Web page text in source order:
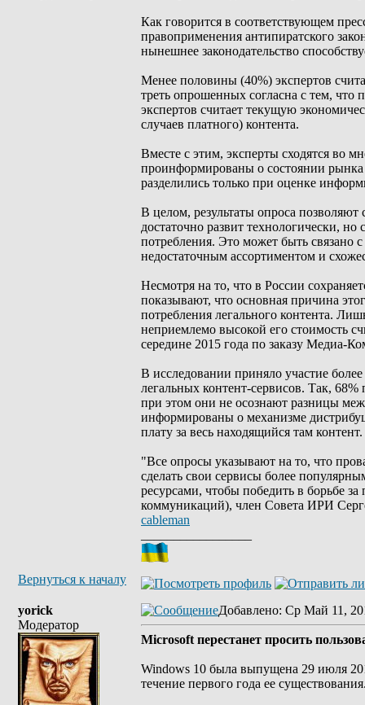
Как говорится в соответствующем
правоприменения антипиратского
нынешнее законодательство
Менее половины (40%) экспертов
треть опрошенных согласна с тем, что
экспертов считает текущую
случаев платного) контента.
Вместе с этим, эксперты сходятся во
проинформированы о состоянии рынка
разделились только при оценке
В целом, результаты опроса позволяют
достаточно развит технологически,
потребления. Это может быть связано
недостаточным ассортиментом и
Несмотря на то, что в России
показывают, что основная причина
потребления легального контента.
неприемлемо высокой его стоимость
середине 2015 года по заказу
В исследовании приняло участие
легальных контент-сервисов. Так,
при этом они не осознают разницы
информированы о механизме
плату за весь находящийся там контент.
"Все опросы указывают на то, что
сделать свои сервисы более
ресурсами, чтобы победить в борьбе
коммуникаций), член Совета ИРИ
cableman
Вернуться к началу
yorick
Модератор
Добавлено: Ср Май 11,
Microsoft перестанет просить
Windows 10 была выпущена 29 июля
течение первого года ее